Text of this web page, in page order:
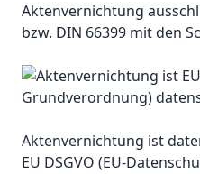
Aktenvernichtung
bzw. DIN 66399 mit den
Aktenvernichtung ist
EU DSGVO (EU-